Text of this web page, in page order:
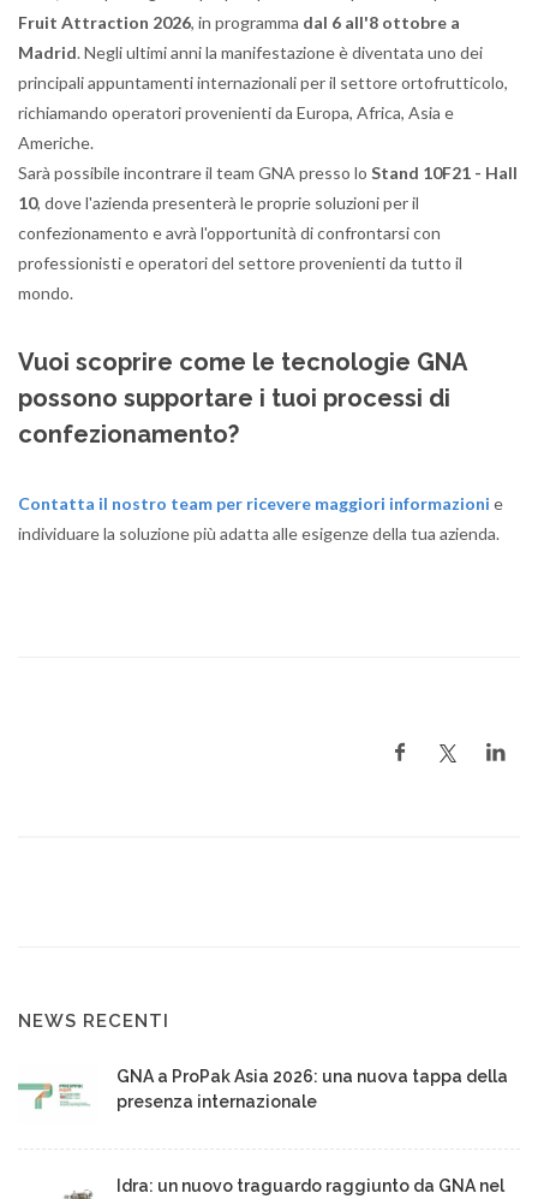
Fruit Attraction 2026, in programma dal 6 all'8 ottobre a
Madrid. Negli ultimi anni la manifestazione è diventata uno dei
principali appuntamenti internazionali per il settore ortofrutticolo,
richiamando operatori provenienti da Europa, Africa, Asia e
Americhe.
Sarà possibile incontrare il team GNA presso lo Stand 10F21 - Hall
10, dove l'azienda presenterà le proprie soluzioni per il
confezionamento e avrà l'opportunità di confrontarsi con
professionisti e operatori del settore provenienti da tutto il
mondo.
Vuoi scoprire come le tecnologie GNA
possono supportare i tuoi processi di
confezionamento?
Contatta il nostro team per ricevere maggiori informazioni e
individuare la soluzione più adatta alle esigenze della tua azienda.
NEWS RECENTI
GNA a ProPak Asia 2026: una nuova tappa della
presenza internazionale
Idra: un nuovo traguardo raggiunto da GNA nel